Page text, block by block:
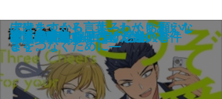
商う狼―江戸商人 杉本茂十郎―
この素晴らしき世界
MISSING 失われているもの
名残の花
それでも俺は、妻としたい
ビタミンBOOKS―さみしさに効
く読書案内―
迷宮の月
写字室の旅／闇の中の男
スクイズ・プレー
生命の略奪者―天久鷹央の事件カ
ルテ―
どうぞ愛をお叫びください
龍ノ国幻想3 百鬼の号令
九龍城の殺人
二人のクラウゼヴィッツ
デッドライン
覇王の譜
ぼけますから、よろしくお願いし
ます。
未来をつくる言葉―わかりあえな
さをつなぐために―
十津川警部 鳴子こけし殺人事件
ぼくの死体をよろしくたのむ